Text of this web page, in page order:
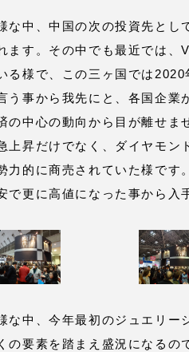
な中、中国の次の投資先とし
ます。その中でも最近では、
る様で、この三ヶ国では
う事から我先にと、各国企業
の中心の動向から目が離せま
上昇だけでなく、ダイヤモン
力的に商売されていた様です
で更に高値になった事から入
な中、今年最初のジュエリー
の要素を踏まえ盛況になるの